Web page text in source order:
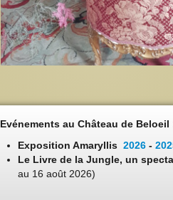
Evénements au Château de Beloeil
Exposition Amaryllis 2026 -
Le Livre de la Jungle, un
au 16 août 2026)